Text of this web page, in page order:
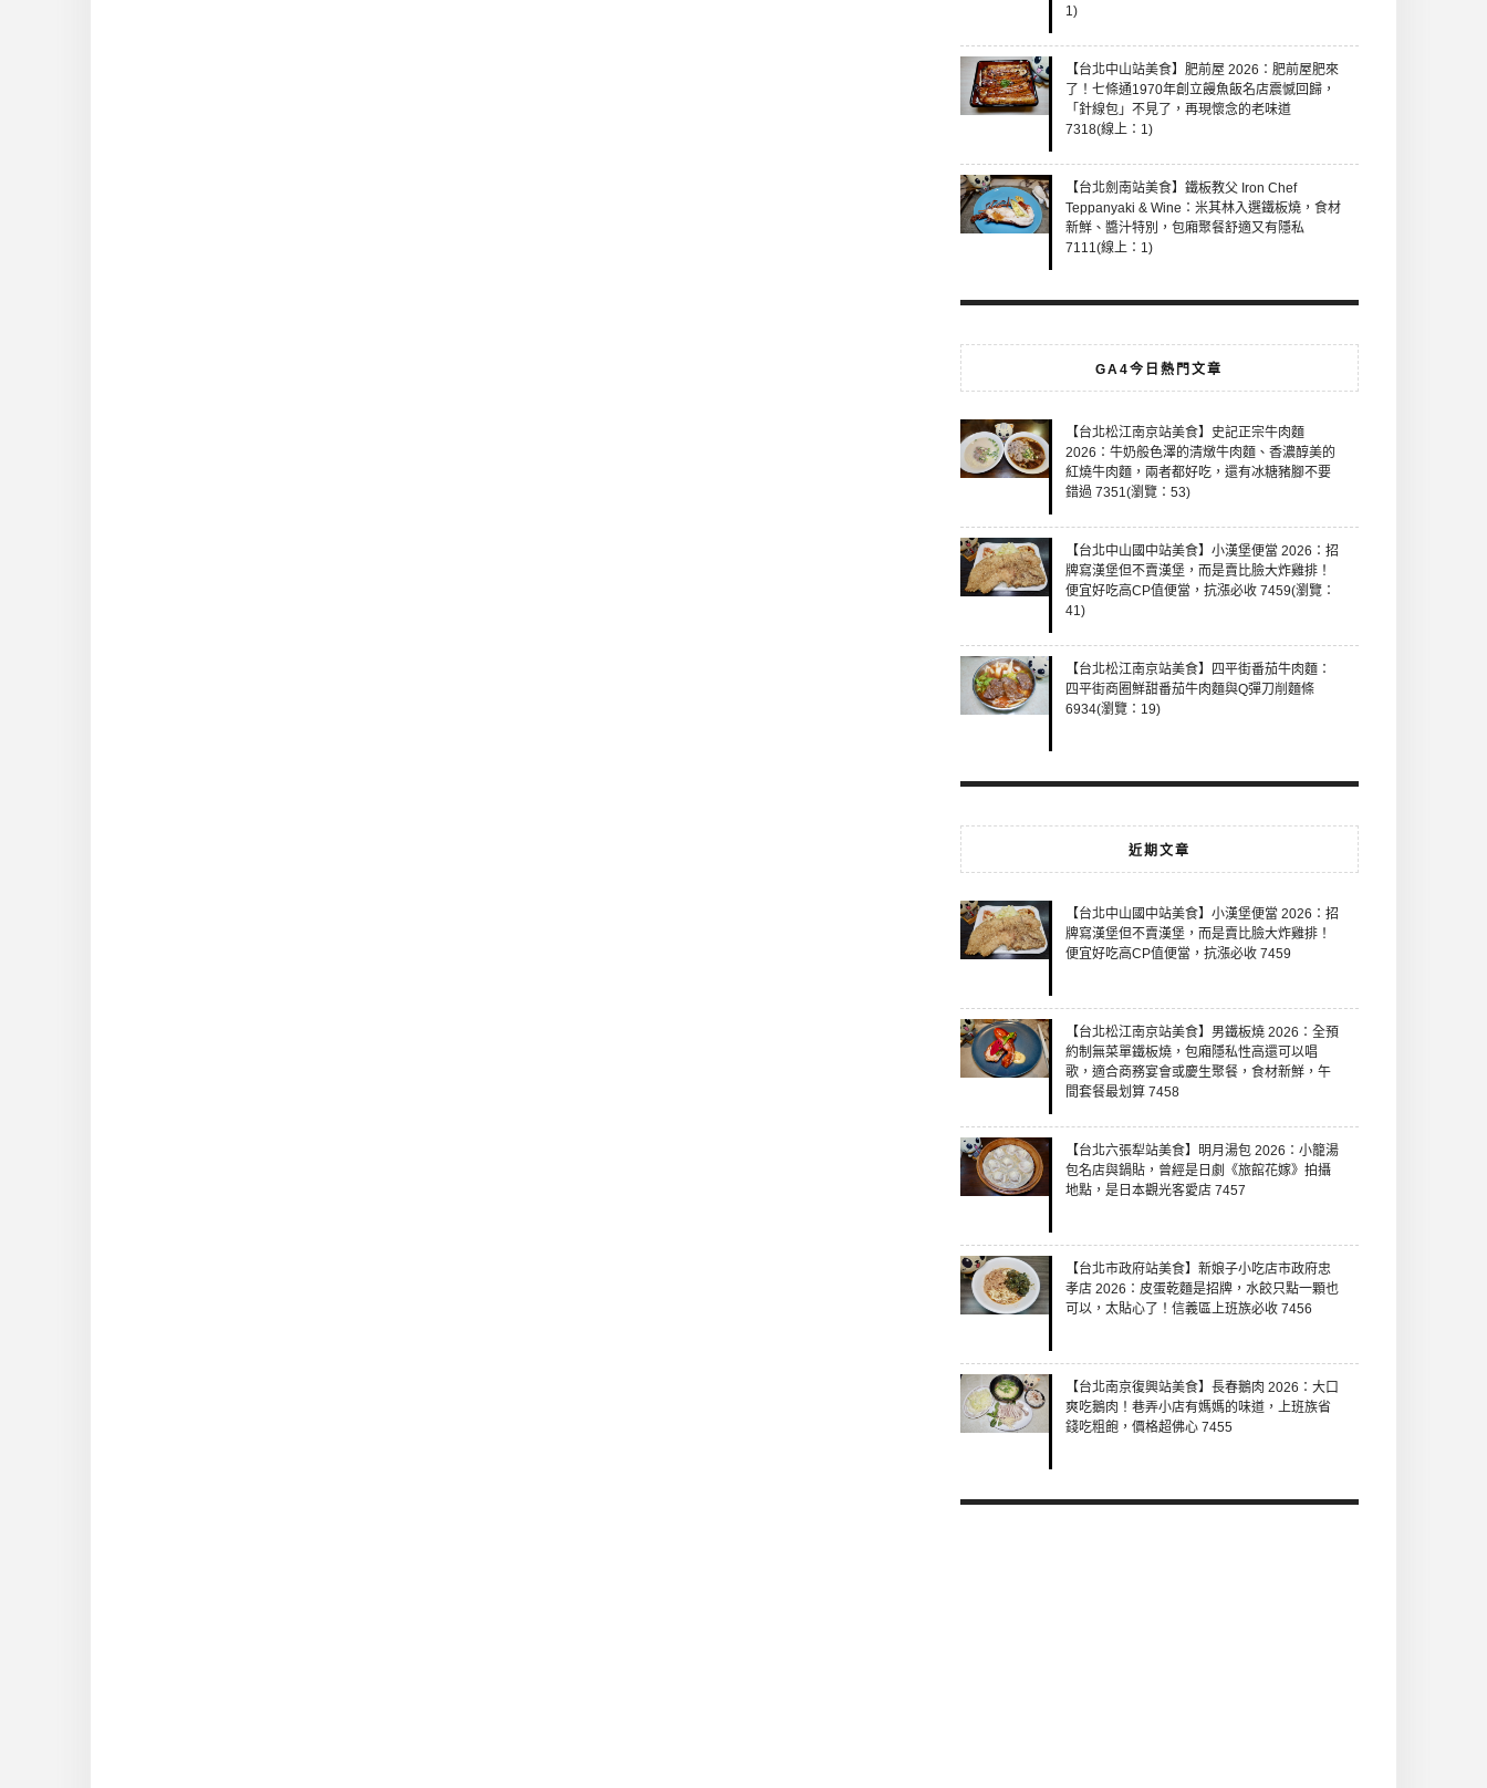
1)
【台北中山站美食】肥前屋 2026：肥前屋肥來
了！七條通1970年創立饅魚飯名店震憾回歸，
「針線包」不見了，再現懷念的老味道
7318(線上：1)
【台北劍南站美食】鐵板教父 Iron Chef
Teppanyaki & Wine：米其林入選鐵板燒，食材
新鮮、醬汁特別，包廂聚餐舒適又有隱私
7111(線上：1)
GA4今日熱門文章
【台北松江南京站美食】史記正宗牛肉麵
2026：牛奶般色澤的清燉牛肉麵、香濃醇美的
紅燒牛肉麵，兩者都好吃，還有冰糖豬腳不要
錯過 7351(瀏覽：53)
【台北中山國中站美食】小漢堡便當 2026：招
牌寫漢堡但不賣漢堡，而是賣比臉大炸雞排！
便宜好吃高CP值便當，抗漲必收 7459(瀏覽：
41)
【台北松江南京站美食】四平街番茄牛肉麵：
四平街商圈鮮甜番茄牛肉麵與Q彈刀削麵條
6934(瀏覽：19)
近期文章
【台北中山國中站美食】小漢堡便當 2026：招
牌寫漢堡但不賣漢堡，而是賣比臉大炸雞排！
便宜好吃高CP值便當，抗漲必收 7459
【台北松江南京站美食】男鐵板燒 2026：全預
約制無菜單鐵板燒，包廂隱私性高還可以唱
歌，適合商務宴會或慶生聚餐，食材新鮮，午
間套餐最划算 7458
【台北六張犁站美食】明月湯包 2026：小籠湯
包名店與鍋貼，曾經是日劇《旅館花嫁》拍攝
地點，是日本觀光客愛店 7457
【台北市政府站美食】新娘子小吃店市政府忠
孝店 2026：皮蛋乾麵是招牌，水餃只點一顆也
可以，太貼心了！信義區上班族必收 7456
【台北南京復興站美食】長春鵝肉 2026：大口
爽吃鵝肉！巷弄小店有媽媽的味道，上班族省
錢吃粗飽，價格超佛心 7455